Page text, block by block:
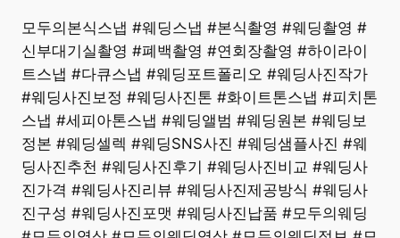
모두의본식스냅 #웨딩스냅 #본식촬영 #웨딩촬영 #
신부대기실촬영 #폐백촬영 #연회장촬영 #하이라이
트스냅 #다큐스냅 #웨딩포트폴리오 #웨딩사진작가
#웨딩사진보정 #웨딩사진톤 #화이트톤스냅 #피치톤
스냅 #세피아톤스냅 #웨딩앨범 #웨딩원본 #웨딩보
정본 #웨딩셀렉 #웨딩SNS사진 #웨딩샘플사진 #웨
딩사진추천 #웨딩사진후기 #웨딩사진비교 #웨딩사
진가격 #웨딩사진리뷰 #웨딩사진제공방식 #웨딩사
진구성 #웨딩사진포맷 #웨딩사진납품 #모두의웨딩